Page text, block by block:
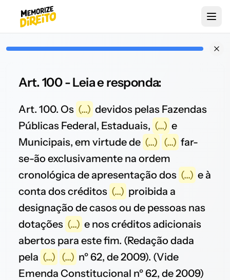
Art. 100 - Leia e responda:
Art. 100. Os (...) devidos pelas Fazendas
Públicas Federal, Estaduais, (...) e
Municipais, em virtude de (...) (...) far-
se-ão exclusivamente na ordem
cronológica de apresentação dos (...) e à
conta dos créditos (...) proibida a
designação de casos ou de pessoas nas
dotações (...) e nos créditos adicionais
abertos para este fim. (Redação dada
pela (...) (...) nº 62, de 2009). (Vide
Emenda Constitucional nº 62, de 2009)